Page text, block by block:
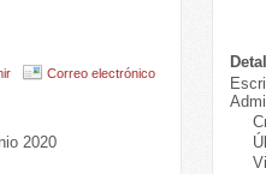
Correo electrónico
2020